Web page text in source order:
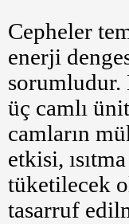
Cepheler
enerji
üç camlı
camların
etkisi,
tüketilecek
tasarruf